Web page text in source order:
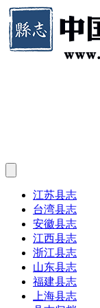
江苏县志
台湾县志
安徽县志
江西县志
浙江县志
山东县志
福建县志
上海县志